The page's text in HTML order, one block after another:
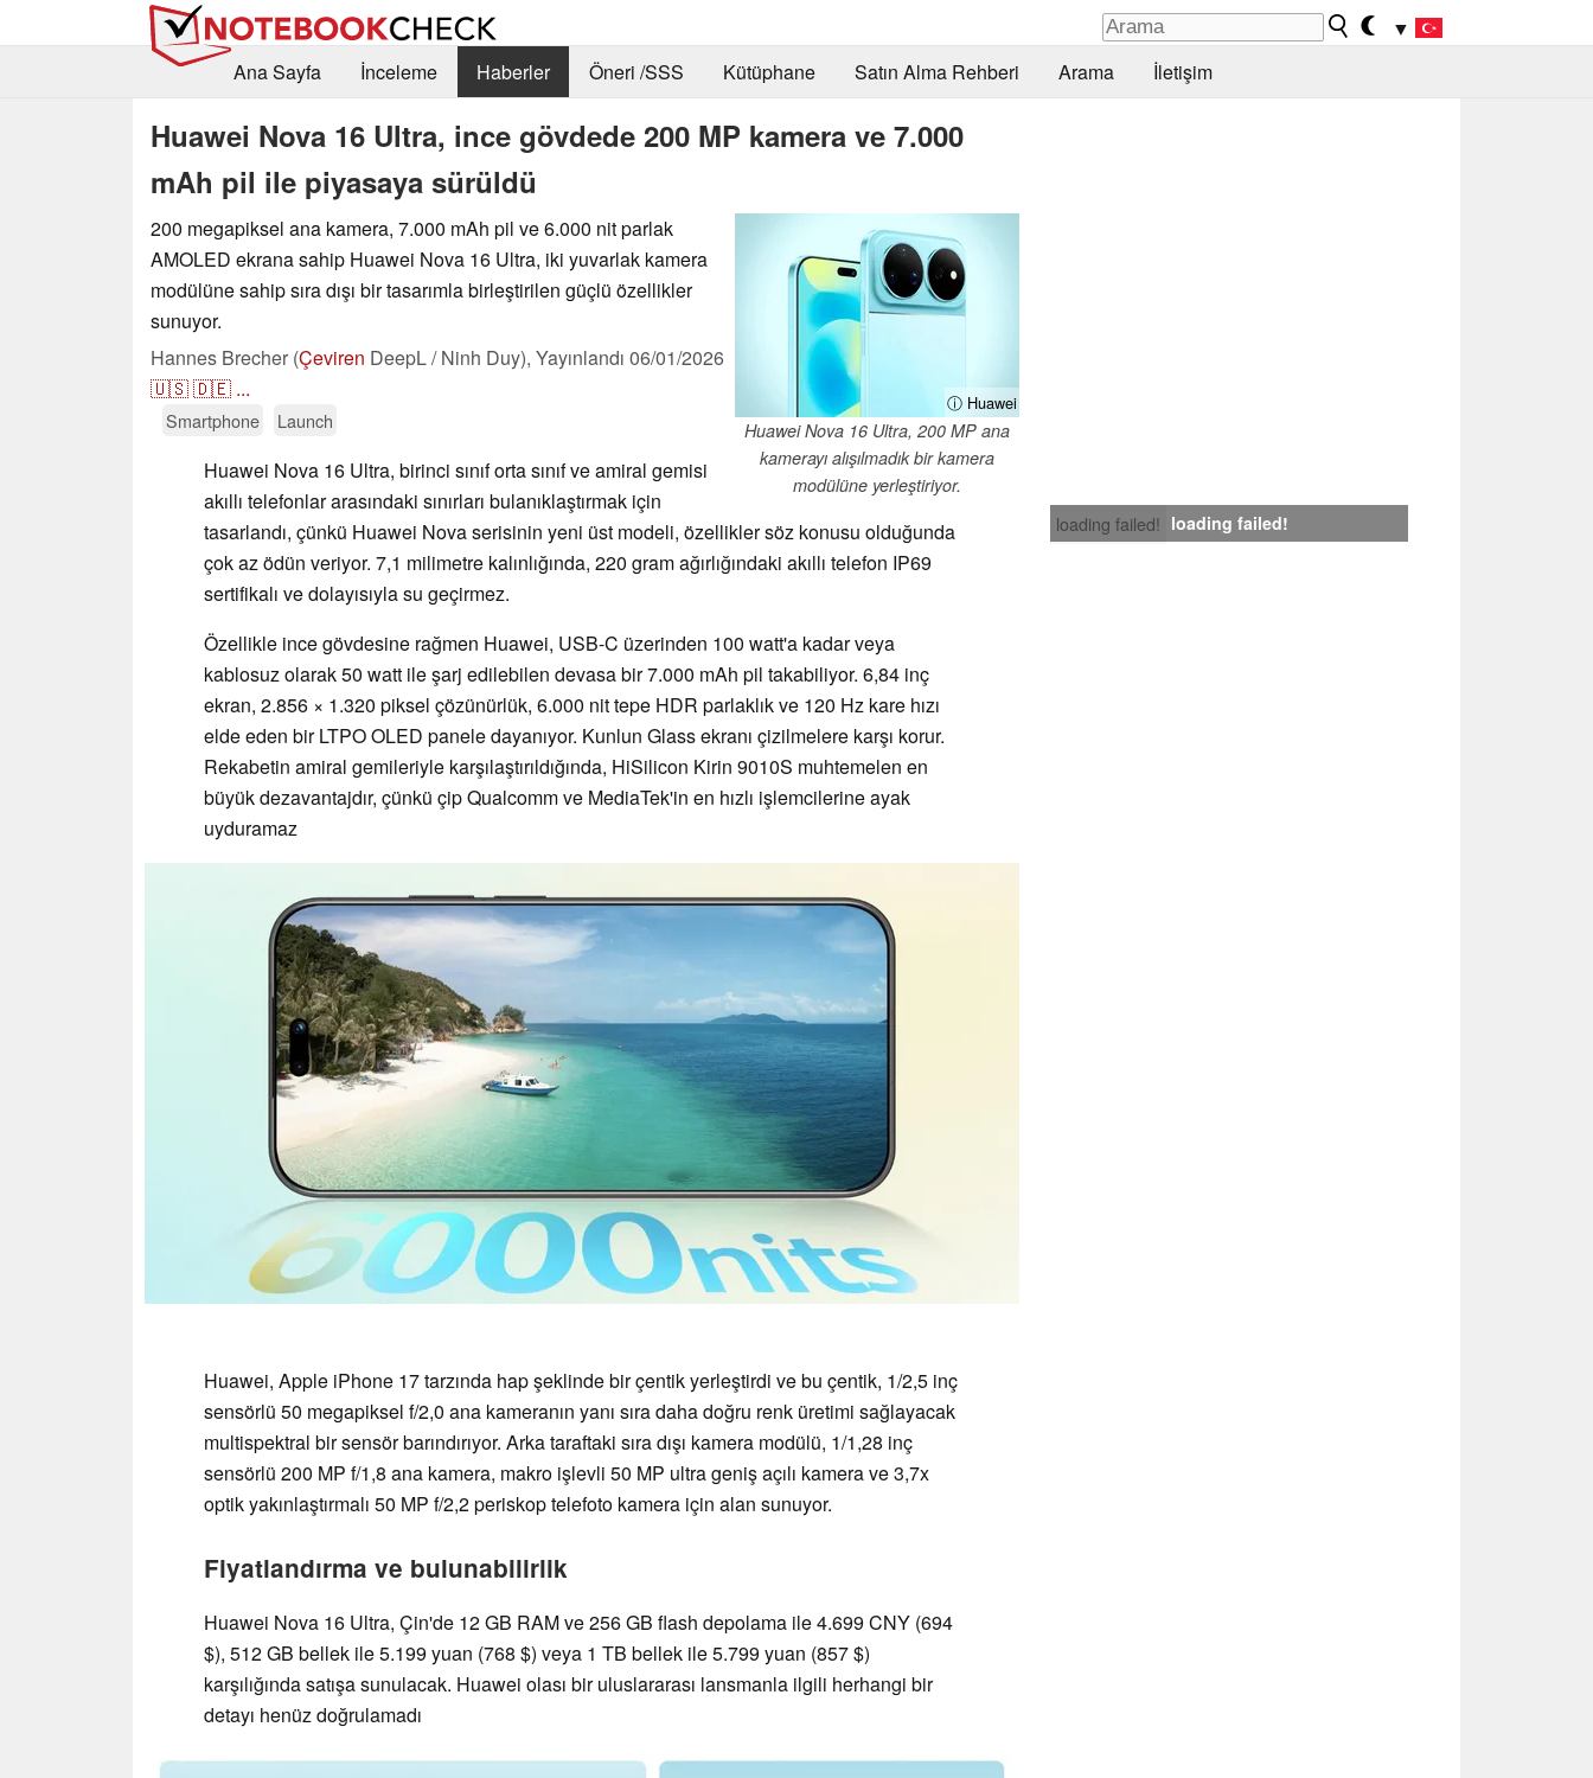
▼
Ana Sayfa
İnceleme Haberler Öneri /SSS Kütüphane Satın Alma Rehberi Arama İletişim
Huawei Nova 16 Ultra, ince gövdede 200 MP kamera ve 7.000
mAh pil ile piyasaya sürüldü
ⓘ Huawei
Huawei Nova 16 Ultra, 200 MP ana
kamerayı alışılmadık bir kamera
modülüne yerleştiriyor.
200 megapiksel ana kamera, 7.000 mAh pil ve 6.000 nit parlak
AMOLED ekrana sahip Huawei Nova 16 Ultra, iki yuvarlak kamera
modülüne sahip sıra dışı bir tasarımla birleştirilen güçlü özellikler
sunuyor.
Hannes Brecher (Çeviren DeepL / Ninh Duy), Yayınlandı 06/01/2026
🇺🇸🇩🇪 ...
Smartphone Launch
loading failed! loading failed!
Huawei Nova 16 Ultra, birinci sınıf orta sınıf ve amiral gemisi
akıllı telefonlar arasındaki sınırları bulanıklaştırmak için
tasarlandı, çünkü Huawei Nova serisinin yeni üst modeli, özellikler söz konusu olduğunda
çok az ödün veriyor. 7,1 milimetre kalınlığında, 220 gram ağırlığındaki akıllı telefon IP69
sertifikalı ve dolayısıyla su geçirmez.
Özellikle ince gövdesine rağmen Huawei, USB-C üzerinden 100 watt'a kadar veya
kablosuz olarak 50 watt ile şarj edilebilen devasa bir 7.000 mAh pil takabiliyor. 6,84 inç
ekran, 2.856 × 1.320 piksel çözünürlük, 6.000 nit tepe HDR parlaklık ve 120 Hz kare hızı
elde eden bir LTPO OLED panele dayanıyor. Kunlun Glass ekranı çizilmelere karşı korur.
Rekabetin amiral gemileriyle karşılaştırıldığında, HiSilicon Kirin 9010S muhtemelen en
büyük dezavantajdır, çünkü çip Qualcomm ve MediaTek'in en hızlı işlemcilerine ayak
uyduramaz
Huawei, Apple iPhone 17 tarzında hap şeklinde bir çentik yerleştirdi ve bu çentik, 1/2,5 inç
sensörlü 50 megapiksel f/2,0 ana kameranın yanı sıra daha doğru renk üretimi sağlayacak
multispektral bir sensör barındırıyor. Arka taraftaki sıra dışı kamera modülü, 1/1,28 inç
sensörlü 200 MP f/1,8 ana kamera, makro işlevli 50 MP ultra geniş açılı kamera ve 3,7x
optik yakınlaştırmalı 50 MP f/2,2 periskop telefoto kamera için alan sunuyor.
Fiyatlandırma ve bulunabilirlik
Huawei Nova 16 Ultra, Çin'de 12 GB RAM ve 256 GB flash depolama ile 4.699 CNY (694
$), 512 GB bellek ile 5.199 yuan (768 $) veya 1 TB bellek ile 5.799 yuan (857 $)
karşılığında satışa sunulacak. Huawei olası bir uluslararası lansmanla ilgili herhangi bir
detayı henüz doğrulamadı